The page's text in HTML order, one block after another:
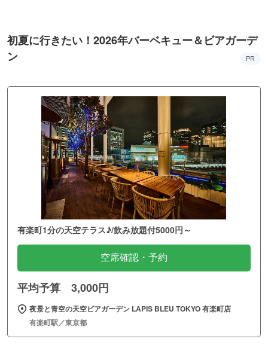
初夏に行きたい！2026年バーベキュー＆ビアガーデ
ン
PR
有楽町1分の天空テラス♪/飲み放題付5000円～
空席確認・予約
平均予算 3,000円
夜景と青空の天空ビアガーデン LAPIS BLEU TOKYO 有楽町店
有楽町駅／東京都